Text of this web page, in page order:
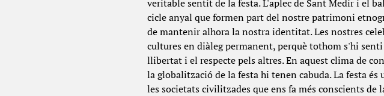
veritable sentit de la festa. L'aplec de Sant Medir i el
cicle anyal que formen part del nostre patrimoni
de mantenir alhora la nostra identitat. Les nostres
cultures en diàleg permanent, perquè tothom s'hi
llibertat i el respecte pels altres. En aquest clima de
la globalització de la festa hi tenen cabuda. La festa
les societats civilitzades que ens fa més conscients de